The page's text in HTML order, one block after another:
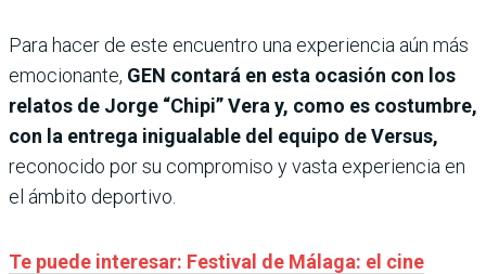
Para hacer de este encuentro una experiencia aún más
emocionante, GEN contará en esta ocasión con los
relatos de Jorge “Chipi” Vera y, como es costumbre,
con la entrega inigualable del equipo de Versus,
reconocido por su compromiso y vasta experiencia en
el ámbito deportivo.
Te puede interesar: Festival de Málaga: el cine